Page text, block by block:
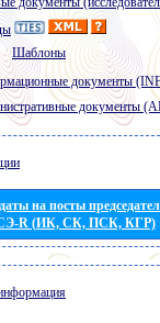
Шаблоны
документы
документы
на посты
R (ИК, СК, ПСК, КГР)